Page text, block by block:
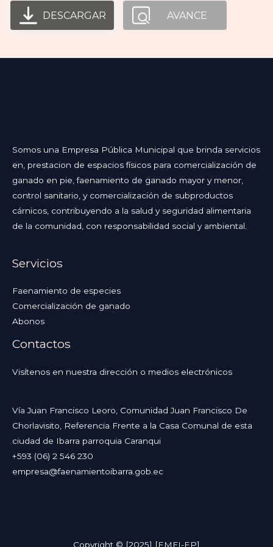
DESCARGAR AVANCE
Somos una Empresa Pública Municipal que brinda servicios
en, prestacion de espacios físicos para comercialización de
ganado en pie, faenamiento de ganado mayor y menor,
control sanitario, y comercialización de subproductos
cárnicos, contribuyendo a la salud y seguridad alimentaria
de la comunidad, con responsabilidad social y ambiental.
Servicios
Faenamiento de especies
Comercialización de ganado
Abonos
Contactos
Visítenos en nuestra dirección o medios electrónicos
Vía Juan Francisco Leoro, Comunidad Juan Francisco De
Chorlavisito, Referencia Frente a la Casa Comunal de esta
ciudad de Ibarra parroquia Caranqui
+593 (06) 2 546 230
empresa@faenamientoibarra.gob.ec
Copyright © [2025] [EMFI-EP]